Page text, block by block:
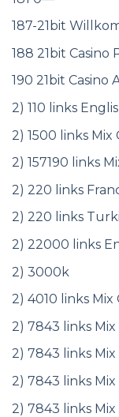
187-21bit
188 21bit Casino
190 21bit
2) 110 links
2) 1500 links Mix
2) 157190 links
2) 220 links
2) 220 links
2) 22000 links
2) 3000k
2) 4010 links Mix
2) 7843 links Mix
2) 7843 links Mix
2) 7843 links Mix
2) 7843 links Mix